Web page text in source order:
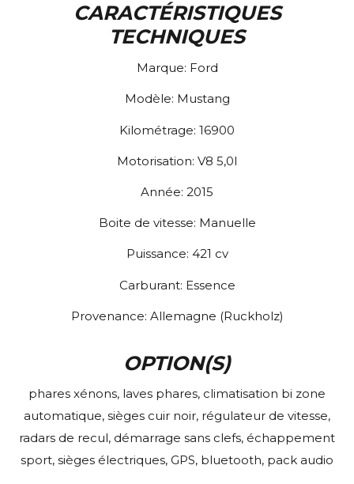
CARACTÉRISTIQUES
TECHNIQUES
Marque: Ford
Modèle: Mustang
Kilométrage: 16900
Motorisation: V8 5,0l
Année: 2015
Boite de vitesse: Manuelle
Puissance: 421 cv
Carburant: Essence
Provenance: Allemagne (Ruckholz)
OPTION(S)
phares xénons, laves phares, climatisation bi zone
automatique, sièges cuir noir, régulateur de vitesse,
radars de recul, démarrage sans clefs, échappement
sport, sièges électriques, GPS, bluetooth, pack audio